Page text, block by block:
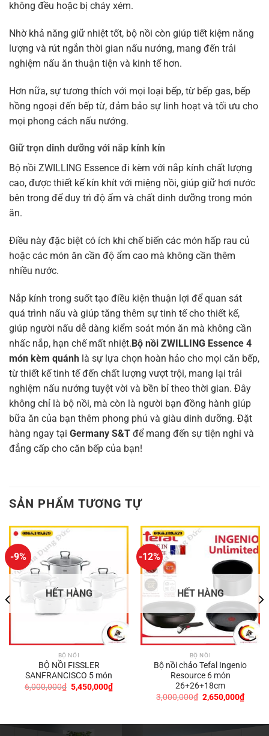
không đều hoặc bị cháy xém.
Nhờ khả năng giữ nhiệt tốt, bộ nồi còn giúp tiết kiệm năng
lượng và rút ngắn thời gian nấu nướng, mang đến trải
nghiệm nấu ăn thuận tiện và kinh tế hơn.
Hơn nữa, sự tương thích với mọi loại bếp, từ bếp gas, bếp
hồng ngoại đến bếp từ, đảm bảo sự linh hoạt và tối ưu cho
mọi phong cách nấu nướng.
Giữ trọn dinh dưỡng với nắp kính kín
Bộ nồi ZWILLING Essence đi kèm với nắp kính chất lượng
cao, được thiết kế kín khít với miệng nồi, giúp giữ hơi nước
bên trong để duy trì độ ẩm và chất dinh dưỡng trong món
ăn.
Điều này đặc biệt có ích khi chế biến các món hấp rau củ
hoặc các món ăn cần độ ẩm cao mà không cần thêm
nhiều nước.
Nắp kính trong suốt tạo điều kiện thuận lợi để quan sát
quá trình nấu và giúp tăng thêm sự tinh tế cho thiết kế,
giúp người nấu dễ dàng kiểm soát món ăn mà không cần
nhấc nắp, hạn chế mất nhiệt.Bộ nồi ZWILLING Essence 4
món kèm quánh là sự lựa chọn hoàn hảo cho mọi căn bếp,
từ thiết kế tinh tế đến chất lượng vượt trội, mang lại trải
nghiệm nấu nướng tuyệt vời và bền bỉ theo thời gian. Đây
không chỉ là bộ nồi, mà còn là người bạn đồng hành giúp
bữa ăn của bạn thêm phong phú và giàu dinh dưỡng. Đặt
hàng ngay tại Germany S&T để mang đến sự tiện nghi và
đẳng cấp cho căn bếp của bạn!
SẢN PHẨM TƯƠNG TỰ
-9%
HẾT HÀNG
BỘ NỒI
BỘ NỒI FISSLER
SANFRANCISCO 5 món
6,000,000₫ Giá
gốc
5,450,000₫Giá
hiện
-12%
HẾT HÀNG
BỘ NỒI
Bộ nồi chảo Tefal Ingenio
Resource 6 món
26+26+18cm
3,000,000₫ Giá
gốc
2,650,000₫Giá
hiện